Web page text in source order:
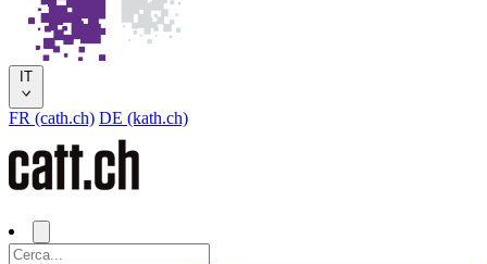
IT
FR (cath.ch) DE (kath.ch)